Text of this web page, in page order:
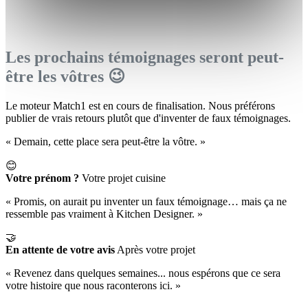
Les prochains témoignages seront peut-
être les vôtres 😉
Le moteur Match1 est en cours de finalisation. Nous préférons
publier de vrais retours plutôt que d'inventer de faux témoignages.
« Demain, cette place sera peut-être la vôtre. »
😊
Votre prénom ? Votre projet cuisine
« Promis, on aurait pu inventer un faux témoignage… mais ça ne
ressemble pas vraiment à Kitchen Designer. »
🤝
En attente de votre avis Après votre projet
« Revenez dans quelques semaines... nous espérons que ce sera
votre histoire que nous raconterons ici. »